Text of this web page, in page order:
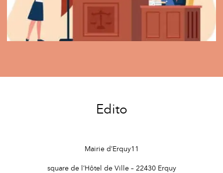
Edito
Mairie d’Erquy11
square de l’Hôtel de Ville – 22430 Erquy